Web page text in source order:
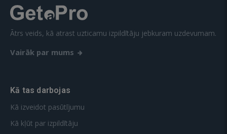
Ātrs veids, kā atrast uzticamu izpildītāju jebkuram uzdevumam.
Vairāk par mums
Kā tas darbojas
Kā izveidot pasūtījumu
Kā kļūt par izpildītāju